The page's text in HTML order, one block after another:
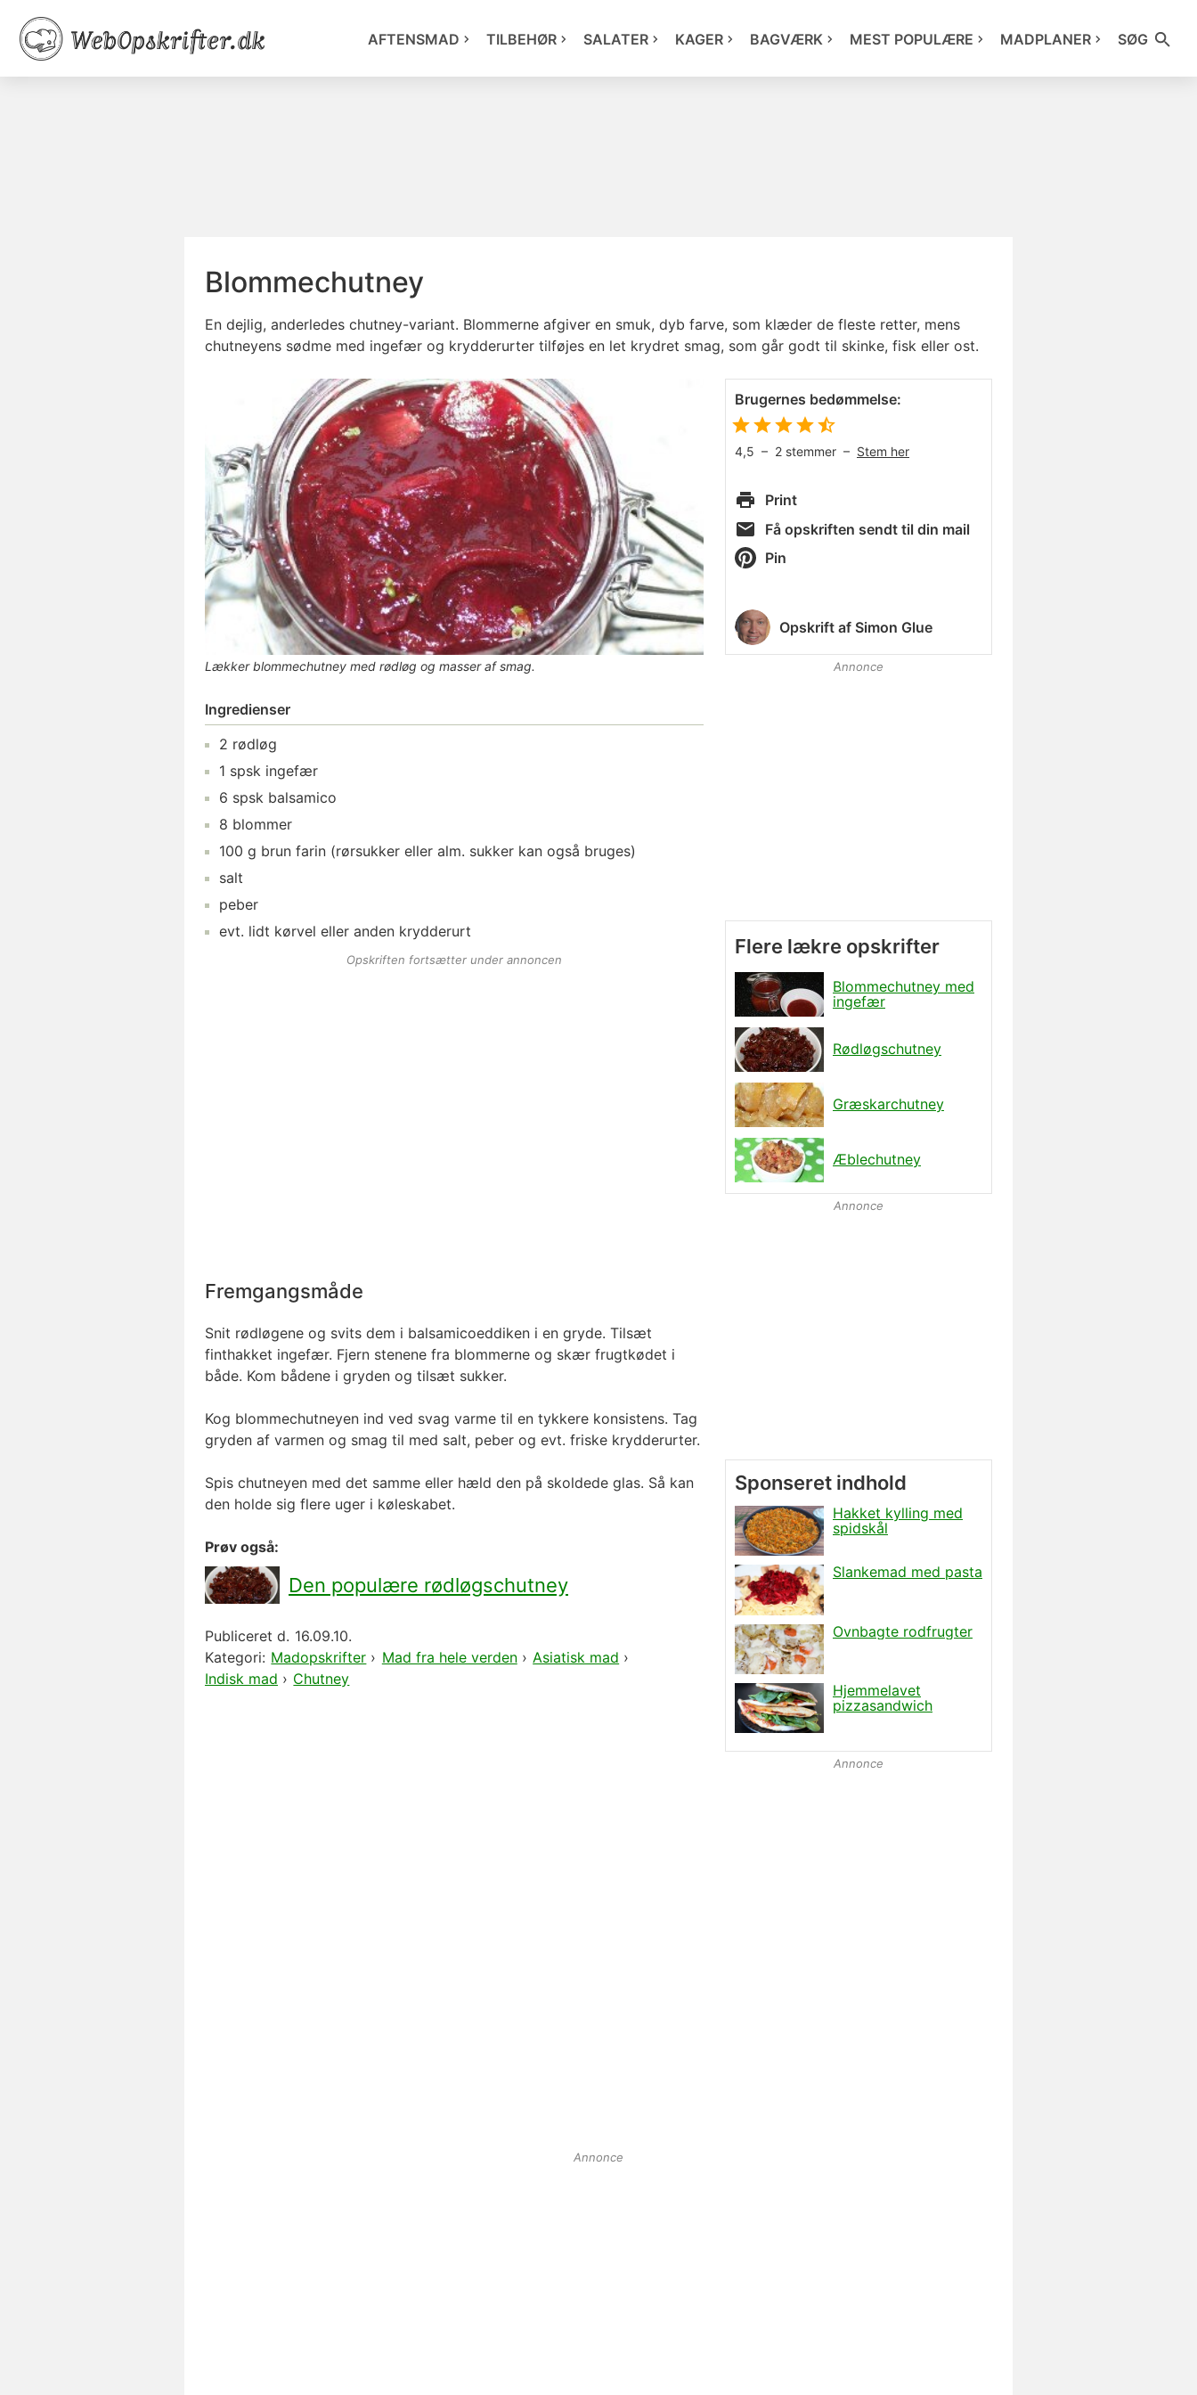
AFTENSMAD TILBEHØR SALATER KAGER BAGVÆRK MEST POPULÆRE MADPLANER SØG
Blommechutney
En dejlig, anderledes chutney-variant. Blommerne afgiver en smuk, dyb farve, som klæder de fleste retter, mens
chutneyens sødme med ingefær og krydderurter tilføjes en let krydret smag, som går godt til skinke, fisk eller ost.
Lækker blommechutney med rødløg og masser af smag.
Ingredienser
2 rødløg
1 spsk ingefær
6 spsk balsamico
8 blommer
100 g brun farin (rørsukker eller alm. sukker kan også bruges)
salt
peber
evt. lidt kørvel eller anden krydderurt
Opskriften fortsætter under annoncen
Fremgangsmåde
Snit rødløgene og svits dem i balsamicoeddiken i en gryde. Tilsæt
finthakket ingefær. Fjern stenene fra blommerne og skær frugtkødet i
både. Kom bådene i gryden og tilsæt sukker.
Kog blommechutneyen ind ved svag varme til en tykkere konsistens. Tag
gryden af varmen og smag til med salt, peber og evt. friske krydderurter.
Spis chutneyen med det samme eller hæld den på skoldede glas. Så kan
den holde sig flere uger i køleskabet.
Prøv også:
Den populære rødløgschutney
Publiceret d. 16.09.10.
Kategori: Madopskrifter › Mad fra hele verden› Asiatisk mad ›
Indisk mad › Chutney
Brugernes bedømmelse:
4,5 – 2 stemmer – Stem her
Print
Få opskriften sendt til din mail
Pin
Opskrift af Simon Glue
Annonce
Flere lækre opskrifter
Blommechutney med
ingefær
Rødløgschutney
Græskarchutney
Æblechutney
Annonce
Annonce
Annonce